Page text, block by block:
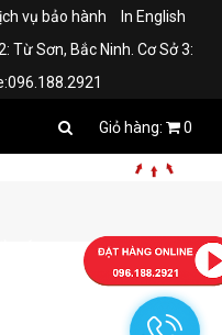
vụ bảo hành
In English
Từ Sơn, Bắc Ninh. Cơ Sở 3:
0